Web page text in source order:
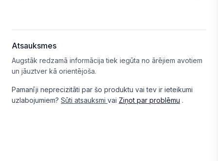
Atsauksmes
Augstāk redzamā informācija tiek iegūta no ārējiem avotiem
un jāuztver kā orientējoša.
Pamanīji neprecizitāti par šo produktu vai tev ir ieteikumi
uzlabojumiem? Sūti atsauksmi vai Ziņot par problēmu .